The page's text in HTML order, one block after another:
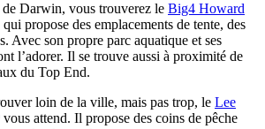
Darwin, vous trouverez le Big4 Howard
qui propose des emplacements de tente, des
Avec son propre parc aquatique et ses
l’adorer. Il se trouve aussi à proximité de
du Top End.
loin de la ville, mais pas trop, le Lee
vous attend. Il propose des coins de pêche